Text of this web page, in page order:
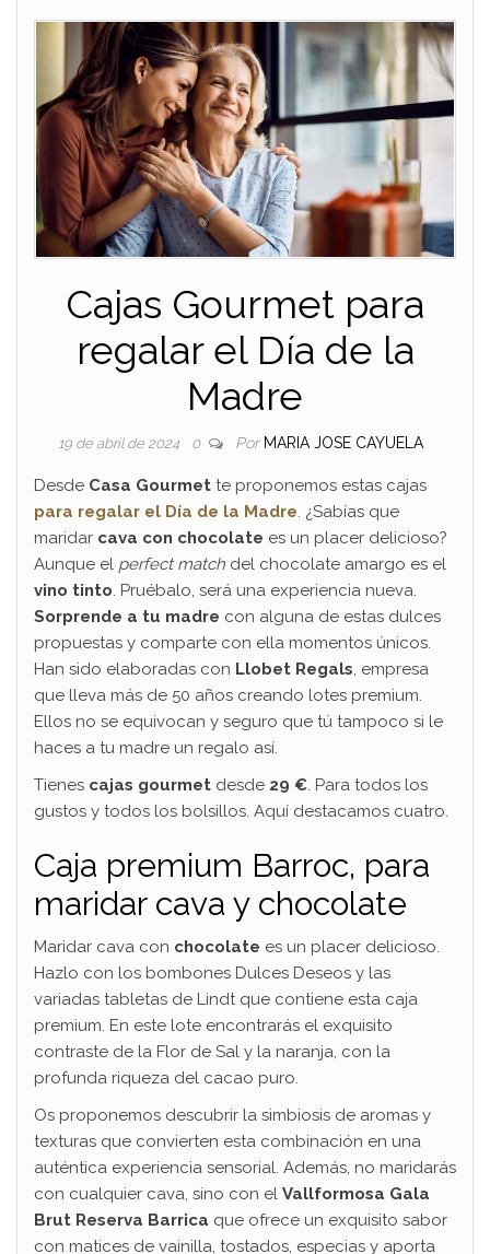
Cajas Gourmet para
regalar el Día de la
Madre
19 de abril de 2024 0 Por MARIA JOSE CAYUELA
Desde Casa Gourmet te proponemos estas cajas
para regalar el Día de la Madre. ¿Sabías que
maridar cava con chocolate es un placer delicioso?
Aunque el perfect match del chocolate amargo es el
vino tinto. Pruébalo, será una experiencia nueva.
Sorprende a tu madre con alguna de estas dulces
propuestas y comparte con ella momentos únicos.
Han sido elaboradas con Llobet Regals, empresa
que lleva más de 50 años creando lotes premium.
Ellos no se equivocan y seguro que tú tampoco si le
haces a tu madre un regalo así.
Tienes cajas gourmet desde 29 €. Para todos los
gustos y todos los bolsillos. Aquí destacamos cuatro.
Caja premium Barroc, para
maridar cava y chocolate
Maridar cava con chocolate es un placer delicioso.
Hazlo con los bombones Dulces Deseos y las
variadas tabletas de Lindt que contiene esta caja
premium. En este lote encontrarás el exquisito
contraste de la Flor de Sal y la naranja, con la
profunda riqueza del cacao puro.
Os proponemos descubrir la simbiosis de aromas y
texturas que convierten esta combinación en una
auténtica experiencia sensorial. Además, no maridarás
con cualquier cava, sino con el Vallformosa Gala
Brut Reserva Barrica que ofrece un exquisito sabor
con matices de vainilla, tostados, especias y aporta